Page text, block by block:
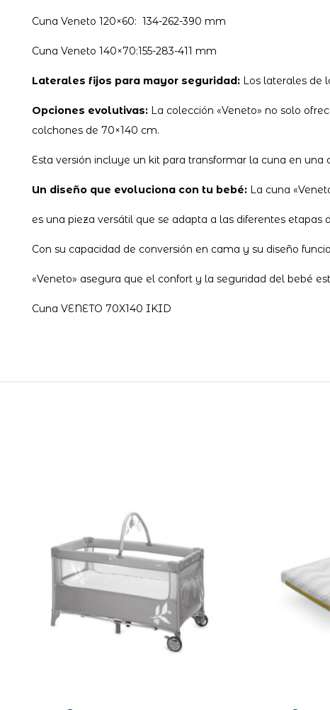
Cuna Veneto 120×60: 134-262-390 mm
Cuna Veneto 140×70:155-283-411 mm
Laterales fijos para mayor seguridad: Los laterales de
Opciones evolutivas: La colección «Veneto» no solo
colchones de 70×140 cm.
Esta versión incluye un kit para transformar la cuna en
Un diseño que evoluciona con tu bebé: La cuna
es una pieza versátil que se adapta a las diferentes
Con su capacidad de conversión en cama y su diseño
«Veneto» asegura que el confort y la seguridad del bebé
Cuna VENETO 70X140 IKID